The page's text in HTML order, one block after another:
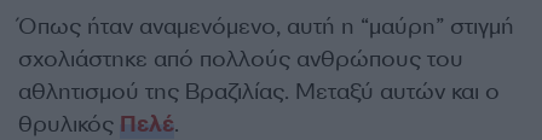
Όπως ήταν αναμενόμενο, αυτή η “μαύρη” στιγμή
σχολιάστηκε από πολλούς ανθρώπους του
αθλητισμού της Βραζιλίας. Μεταξύ αυτών και ο
θρυλικός Πελέ.